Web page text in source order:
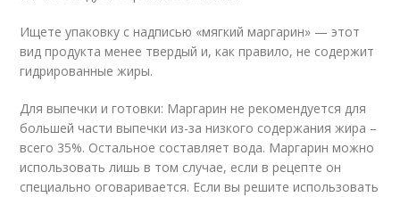
Ищете упаковку с надписью «мягкий маргарин» — этот
вид продукта менее твердый и, как правило, не содержит
гидрированные жиры.
Для выпечки и готовки: Маргарин не рекомендуется для
большей части выпечки из-за низкого содержания жира –
всего 35%. Остальное составляет вода. Маргарин можно
использовать лишь в том случае, если в рецепте он
специально оговаривается. Если вы решите использовать